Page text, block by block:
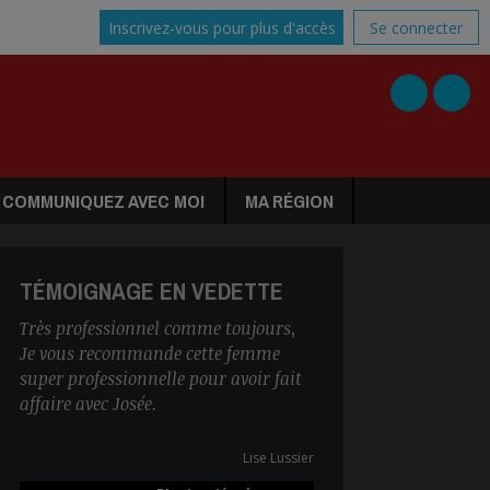
Inscrivez-vous pour plus d'accès Se connecter
COMMUNIQUEZ AVEC MOI MA RÉGION
TÉMOIGNAGE EN VEDETTE
Très professionnel comme toujours,
Je vous recommande cette femme
super professionnelle pour avoir fait
affaire avec Josée.
Lise Lussier